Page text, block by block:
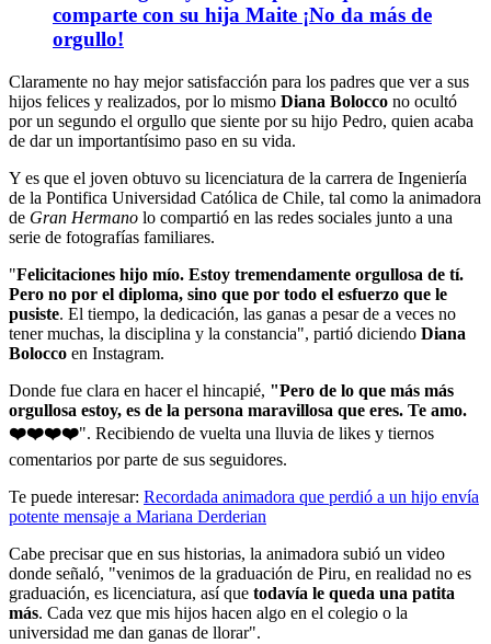
comparte con su hija Maite ¡No da más de
orgullo!
Claramente no hay mejor satisfacción para los padres que ver a sus
hijos felices y realizados, por lo mismo Diana Bolocco no ocultó
por un segundo el orgullo que siente por su hijo Pedro, quien acaba
de dar un importantísimo paso en su vida.
Y es que el joven obtuvo su licenciatura de la carrera de Ingeniería
de la Pontifica Universidad Católica de Chile, tal como la animadora
de Gran Hermano lo compartió en las redes sociales junto a una
serie de fotografías familiares.
"Felicitaciones hijo mío. Estoy tremendamente orgullosa de tí.
Pero no por el diploma, sino que por todo el esfuerzo que le
pusiste. El tiempo, la dedicación, las ganas a pesar de a veces no
tener muchas, la disciplina y la constancia", partió diciendo Diana
Bolocco en Instagram.
Donde fue clara en hacer el hincapié, "Pero de lo que más más
orgullosa estoy, es de la persona maravillosa que eres. Te amo.
❤️❤️❤️❤️". Recibiendo de vuelta una lluvia de likes y tiernos
comentarios por parte de sus seguidores.
Te puede interesar: Recordada animadora que perdió a un hijo envía
potente mensaje a Mariana Derderian
Cabe precisar que en sus historias, la animadora subió un video
donde señaló, "venimos de la graduación de Piru, en realidad no es
graduación, es licenciatura, así que todavía le queda una patita
más. Cada vez que mis hijos hacen algo en el colegio o la
universidad me dan ganas de llorar".